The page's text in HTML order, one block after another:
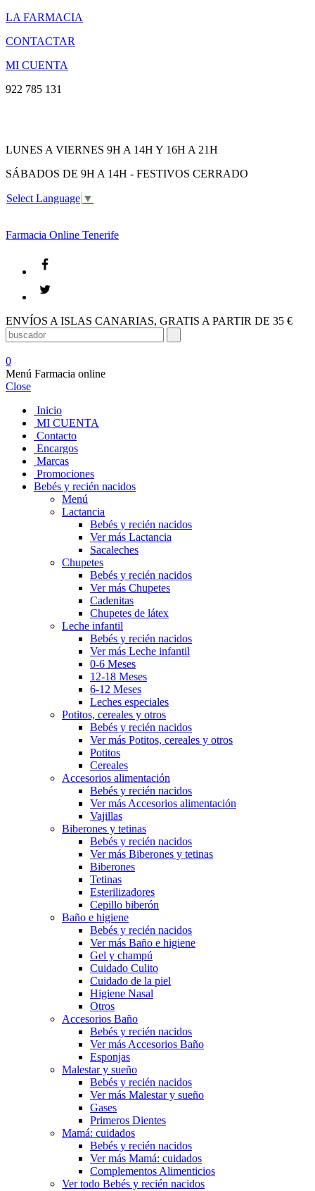
LA FARMACIA
CONTACTAR
MI CUENTA
922 785 131
LUNES A VIERNES 9H A 14H Y 16H A 21H
SÁBADOS DE 9H A 14H - FESTIVOS CERRADO
Select Language ▼
Farmacia Online Tenerife
ENVÍOS A ISLAS CANARIAS, GRATIS A PARTIR DE 35 €
0
Menú Farmacia online
Close
Inicio
MI CUENTA
Contacto
Encargos
Marcas
Promociones
Bebés y recién nacidos
Menú
Lactancia
Bebés y recién nacidos
Ver más Lactancia
Sacaleches
Chupetes
Bebés y recién nacidos
Ver más Chupetes
Cadenitas
Chupetes de látex
Leche infantil
Bebés y recién nacidos
Ver más Leche infantil
0-6 Meses
12-18 Meses
6-12 Meses
Leches especiales
Potitos, cereales y otros
Bebés y recién nacidos
Ver más Potitos, cereales y otros
Potitos
Cereales
Accesorios alimentación
Bebés y recién nacidos
Ver más Accesorios alimentación
Vajillas
Biberones y tetinas
Bebés y recién nacidos
Ver más Biberones y tetinas
Biberones
Tetinas
Esterilizadores
Cepillo biberón
Baño e higiene
Bebés y recién nacidos
Ver más Baño e higiene
Gel y champú
Cuidado Culito
Cuidado de la piel
Higiene Nasal
Otros
Accesorios Baño
Bebés y recién nacidos
Ver más Accesorios Baño
Esponjas
Malestar y sueño
Bebés y recién nacidos
Ver más Malestar y sueño
Gases
Primeros Dientes
Mamá: cuidados
Bebés y recién nacidos
Ver más Mamá: cuidados
Complementos Alimenticios
Ver todo Bebés y recién nacidos